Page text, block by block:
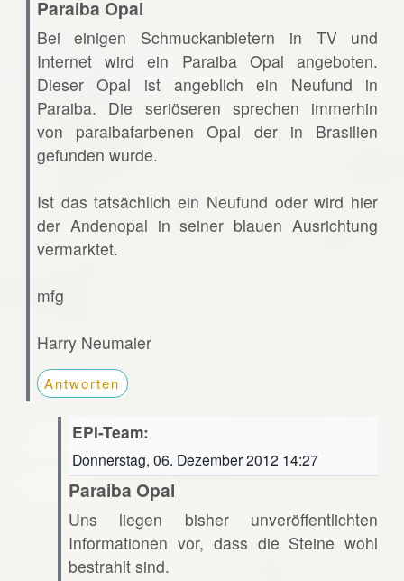
Paraiba Opal
Bei einigen Schmuckanbietern in TV und
Internet wird ein Paraiba Opal angeboten.
Dieser Opal ist angeblich ein Neufund in
Paraiba. Die seriöseren sprechen immerhin
von paraibafarbenen Opal der in Brasilien
gefunden wurde.
Ist das tatsächlich ein Neufund oder wird hier
der Andenopal in seiner blauen Ausrichtung
vermarktet.
mfg
Harry Neumaier
Antworten
EPI-Team:
Donnerstag, 06. Dezember 2012 14:27
Paraiba Opal
Uns liegen bisher unveröffentlichten
Informationen vor, dass die Steine wohl
bestrahlt sind.